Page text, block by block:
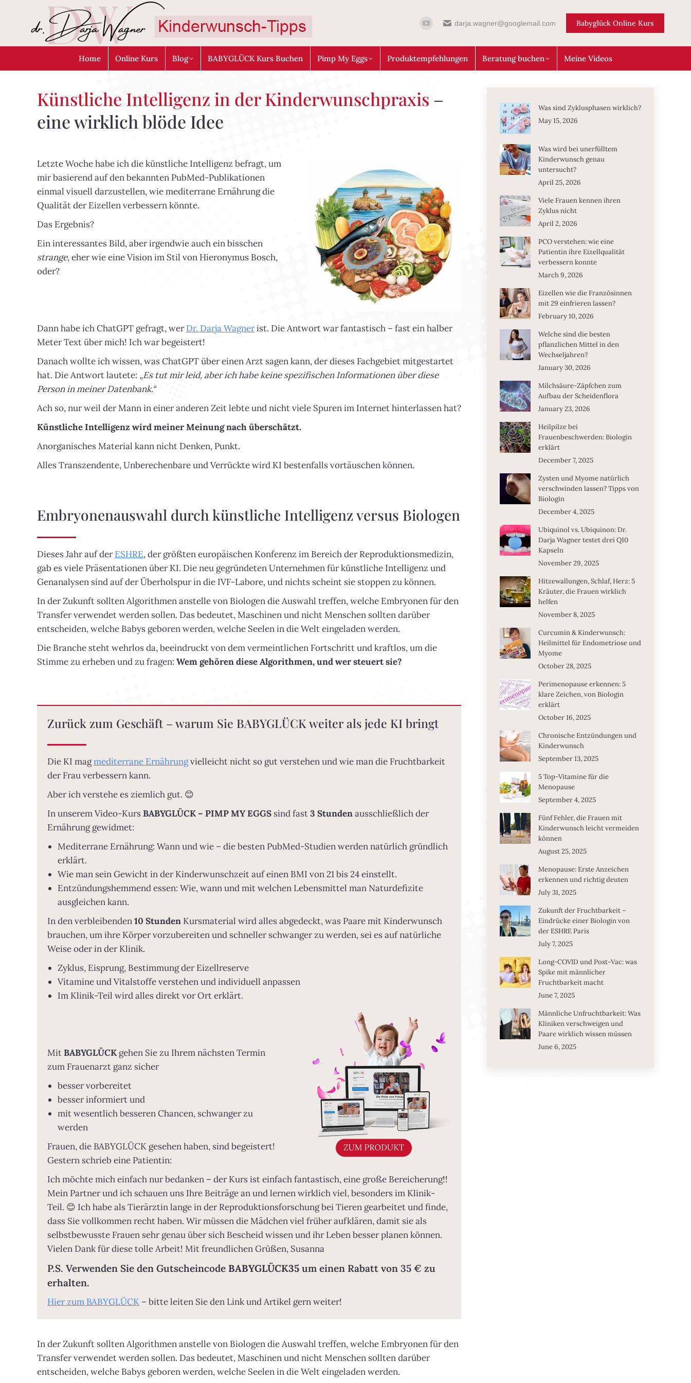
darja.wagner@googlemail.com Babyglück Online Kurs
Home Online Kurs Blog BABYGLÜCK Kurs Buchen Pimp My Eggs Produktempfehlungen Beratung buchen Meine Videos
Künstliche Intelligenz in der Kinderwunschpraxis –
eine wirklich blöde Idee
Letzte Woche habe ich die künstliche Intelligenz befragt, um
mir basierend auf den bekannten PubMed-Publikationen
einmal visuell darzustellen, wie mediterrane Ernährung die
Qualität der Eizellen verbessern könnte.
Das Ergebnis?
Ein interessantes Bild, aber irgendwie auch ein bisschen
strange, eher wie eine Vision im Stil von Hieronymus Bosch,
oder?
Dann habe ich ChatGPT gefragt, werDr. Darja Wagnerist. Die Antwort war fantastisch – fast ein halber
Meter Text über mich! Ich war begeistert!
Danach wollte ich wissen, was ChatGPT über einen Arzt sagen kann, der dieses Fachgebiet mitgestartet
hat. Die Antwort lautete: „Es tut mir leid, aber ich habe keine spezifischen Informationen über diese
Person in meiner Datenbank.“
Ach so, nur weil der Mann in einer anderen Zeit lebte und nicht viele Spuren im Internet hinterlassen hat?
Künstliche Intelligenz wird meiner Meinung nach überschätzt.
Anorganisches Material kann nicht Denken, Punkt.
Alles Transzendente, Unberechenbare und Verrückte wird KI bestenfalls vortäuschen können.
Embryonenauswahl durch künstliche Intelligenz versus Biologen
Dieses Jahr auf derESHRE, der größten europäischen Konferenz im Bereich der Reproduktionsmedizin,
gab es viele Präsentationen über KI. Die neu gegründeten Unternehmen für künstliche Intelligenz und
Genanalysen sind auf der Überholspur in die IVF-Labore, und nichts scheint sie stoppen zu können.
In der Zukunft sollten Algorithmen anstelle von Biologen die Auswahl treffen, welche Embryonen für den
Transfer verwendet werden sollen. Das bedeutet, Maschinen und nicht Menschen sollten darüber
entscheiden, welche Babys geboren werden, welche Seelen in die Welt eingeladen werden.
Die Branche steht wehrlos da, beeindruckt von dem vermeintlichen Fortschritt und kraftlos, um die
Stimme zu erheben und zu fragen: Wem gehören diese Algorithmen, und wer steuert sie?
Zurück zum Geschäft – warum Sie BABYGLÜCK weiter als jede KI bringt
Die KI magmediterrane Ernährungvielleicht nicht so gut verstehen und wie man die Fruchtbarkeit
der Frau verbessern kann.
Aber ich verstehe es ziemlich gut. 😊
In unserem Video-Kurs BABYGLÜCK – PIMP MY EGGS sind fast3 Stundenausschließlich der
Ernährung gewidmet:
Mediterrane Ernährung: Wann und wie – die besten PubMed-Studien werden natürlich gründlich
erklärt.
Wie man sein Gewicht in der Kinderwunschzeit auf einen BMI von 21 bis 24 einstellt.
Entzündungshemmend essen: Wie, wann und mit welchen Lebensmittel man Naturdefizite
ausgleichen kann.
In den verbleibenden10 Stunden Kursmaterial wird alles abgedeckt, was Paare mit Kinderwunsch
brauchen, um ihre Körper vorzubereiten und schneller schwanger zu werden, sei es auf natürliche
Weise oder in der Klinik.
Zyklus, Eisprung, Bestimmung der Eizellreserve
Vitamine und Vitalstoffe verstehen und individuell anpassen
Im Klinik-Teil wird alles direkt vor Ort erklärt.
MitBABYGLÜCK gehen Sie zu Ihrem nächsten Termin
zum Frauenarzt ganz sicher
besser vorbereitet
besser informiert und
mit wesentlich besseren Chancen, schwanger zu
werden
Frauen, die BABYGLÜCK gesehen haben, sind begeistert!
Gestern schrieb eine Patientin:
Ich möchte mich einfach nur bedanken – der Kurs ist einfach fantastisch, eine große Bereicherung!!
Mein Partner und ich schauen uns Ihre Beiträge an und lernen wirklich viel, besonders im Klinik-
Teil. 😊 Ich habe als Tierärztin lange in der Reproduktionsforschung bei Tieren gearbeitet und finde,
dass Sie vollkommen recht haben. Wir müssen die Mädchen viel früher aufklären, damit sie als
selbstbewusste Frauen sehr genau über sich Bescheid wissen und ihr Leben besser planen können.
Vielen Dank für diese tolle Arbeit! Mit freundlichen Grüßen, Susanna
P.S. Verwenden Sie den Gutscheincode BABYGLÜCK35 um einen Rabatt von 35 € zu
erhalten.
Hier zum BABYGLÜCK – bitte leiten Sie den Link und Artikel gern weiter!
In der Zukunft sollten Algorithmen anstelle von Biologen die Auswahl treffen, welche Embryonen für den
Transfer verwendet werden sollen. Das bedeutet, Maschinen und nicht Menschen sollten darüber
entscheiden, welche Babys geboren werden, welche Seelen in die Welt eingeladen werden.
Was sind Zyklusphasen wirklich?
May 15, 2026
Was wird bei unerfülltem
Kinderwunsch genau
untersucht?
April 25, 2026
Viele Frauen kennen ihren
Zyklus nicht
April 2, 2026
PCO verstehen: wie eine
Patientin ihre Eizellqualität
verbessern konnte
March 9, 2026
Eizellen wie die Französinnen
mit 29 einfrieren lassen?
February 10, 2026
Welche sind die besten
pflanzlichen Mittel in den
Wechseljahren?
January 30, 2026
Milchsäure-Zäpfchen zum
Aufbau der Scheidenflora
January 23, 2026
Heilpilze bei
Frauenbeschwerden: Biologin
erklärt
December 7, 2025
Zysten und Myome natürlich
verschwinden lassen? Tipps von
Biologin
December 4, 2025
Ubiquinol vs. Ubiquinon: Dr.
Darja Wagner testet drei Q10
Kapseln
November 29, 2025
Hitzewallungen, Schlaf, Herz: 5
Kräuter, die Frauen wirklich
helfen
November 8, 2025
Curcumin & Kinderwunsch:
Heilmittel für Endometriose und
Myome
October 28, 2025
Perimenopause erkennen: 5
klare Zeichen, von Biologin
erklärt
October 16, 2025
Chronische Entzündungen und
Kinderwunsch
September 13, 2025
5 Top-Vitamine für die
Menopause
September 4, 2025
Fünf Fehler, die Frauen mit
Kinderwunsch leicht vermeiden
können
August 25, 2025
Menopause: Erste Anzeichen
erkennen und richtig deuten
July 31, 2025
Zukunft der Fruchtbarkeit –
Eindrücke einer Biologin von
der ESHRE Paris
July 7, 2025
Long-COVID und Post-Vac: was
Spike mit männlicher
Fruchtbarkeit macht
June 7, 2025
Männliche Unfruchtbarkeit: Was
Kliniken verschweigen und
Paare wirklich wissen müssen
June 6, 2025